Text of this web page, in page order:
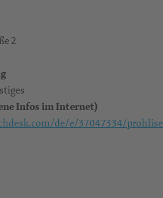
2
Infos im Internet)
de/e/37047334/